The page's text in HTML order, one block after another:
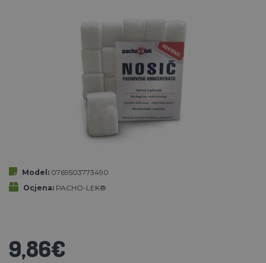
Model: 0769503773490
Ocjena: PACHO-LEK®
9,86€